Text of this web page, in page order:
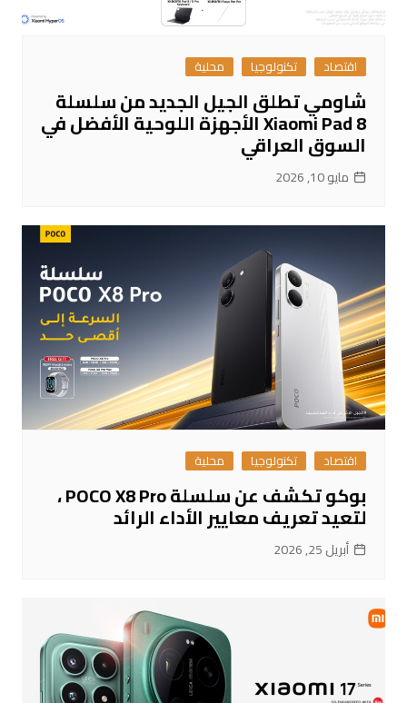
اقتصاد تكنولوجيا محلية
شاومي تطلق الجيل الجديد من سلسلة
Xiaomi Pad 8 الأجهزة اللوحية الأفضل في
السوق العراقي
مايو 10, 2026
اقتصاد تكنولوجيا محلية
بوكو تكشف عن سلسلة POCO X8 Pro ،
لتعيد تعريف معايير الأداء الرائد
أبريل 25, 2026